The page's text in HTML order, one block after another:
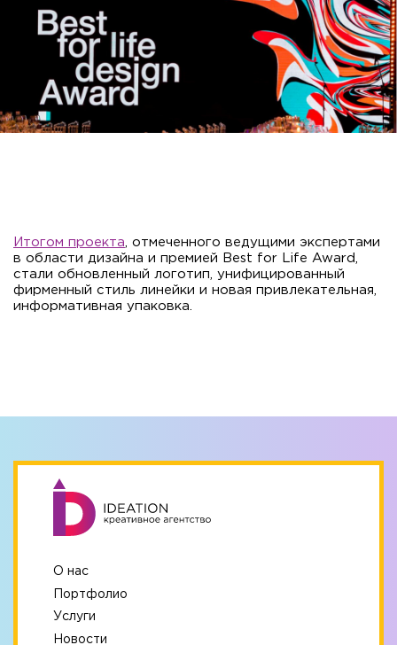
Итогом проекта , отмеченного ведущими экспертами
в области дизайна и премией Best for Life Award,
стали обновленный логотип, унифицированный
фирменный стиль линейки и новая привлекательная,
информативная упаковка.
О нас
Портфолио
Услуги
Новости